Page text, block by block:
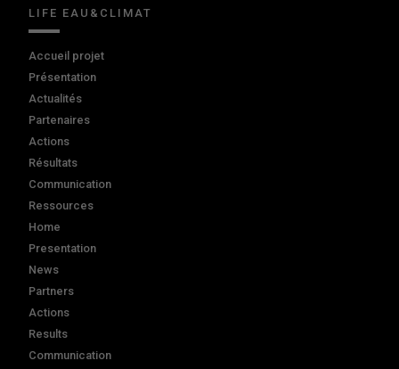
LIFE EAU&CLIMAT
Accueil projet
Présentation
Actualités
Partenaires
Actions
Résultats
Communication
Ressources
Home
Presentation
News
Partners
Actions
Results
Communication